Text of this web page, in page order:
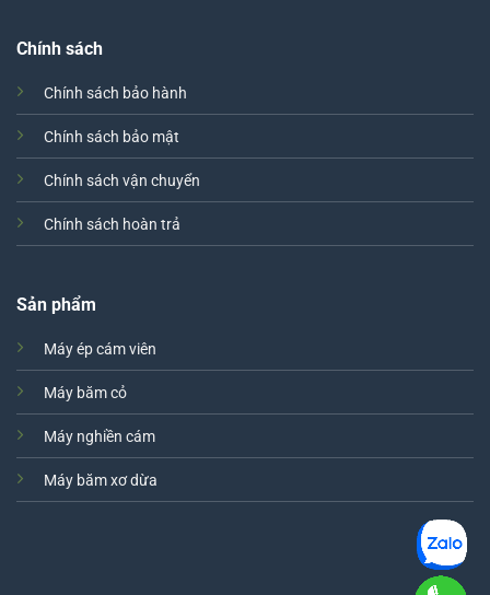
Chính sách
Chính sách bảo hành
Chính sách bảo mật
Chính sách vận chuyển
Chính sách hoàn trả
Sản phẩm
Máy ép cám viên
Máy băm cỏ
Máy nghiền cám
Máy băm xơ dừa